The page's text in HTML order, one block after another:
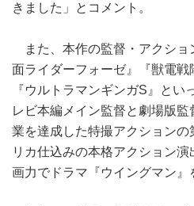
きました」とコメント。
また、本作の監督・アクショ
面ライダーフォーゼ』『獣電戦
『ウルトラマンギンガS』とい
レビ本編メイン監督と劇場版
業を達成した特撮アクションの
リカ仕込みの本格アクション
画力でドラマ『ウイングマン』